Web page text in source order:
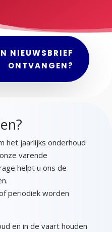
NIEUWSBRIEF
ONTVANGEN?
het jaarlijks onderhoud
varende
helpt u ons de
periodiek worden
en in de vaart houden